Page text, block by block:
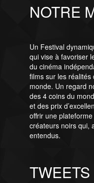
NOTRE
Un Festival
qui vise à favoriser
du cinéma
films sur les
monde. Un regard
des 4 coins du
et des prix
offrir une
créateurs noirs qui,
entendus.
TWEETS